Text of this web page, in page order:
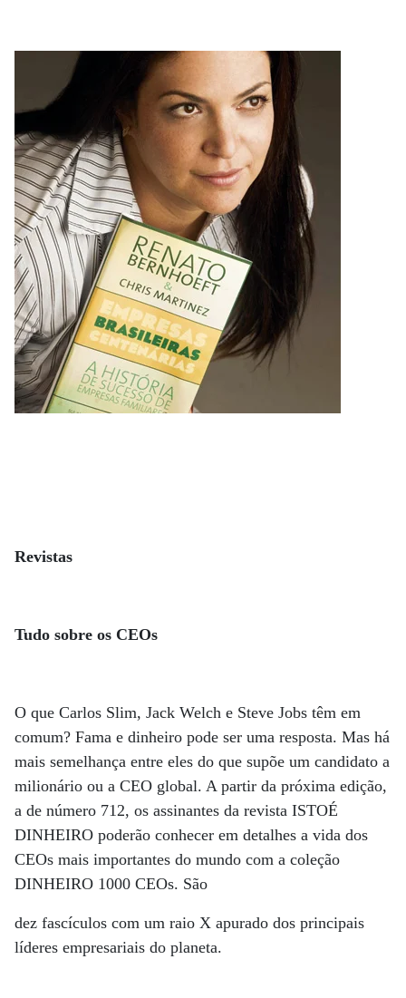
Revistas
Tudo sobre os CEOs
O que Carlos Slim, Jack Welch e Steve Jobs têm em
comum? Fama e dinheiro pode ser uma resposta. Mas há
mais semelhança entre eles do que supõe um candidato a
milionário ou a CEO global. A partir da próxima edição,
a de número 712, os assinantes da revista ISTOÉ
DINHEIRO poderão conhecer em detalhes a vida dos
CEOs mais importantes do mundo com a coleção
DINHEIRO 1000 CEOs. São
dez fascículos com um raio X apurado dos principais
líderes empresariais do planeta.